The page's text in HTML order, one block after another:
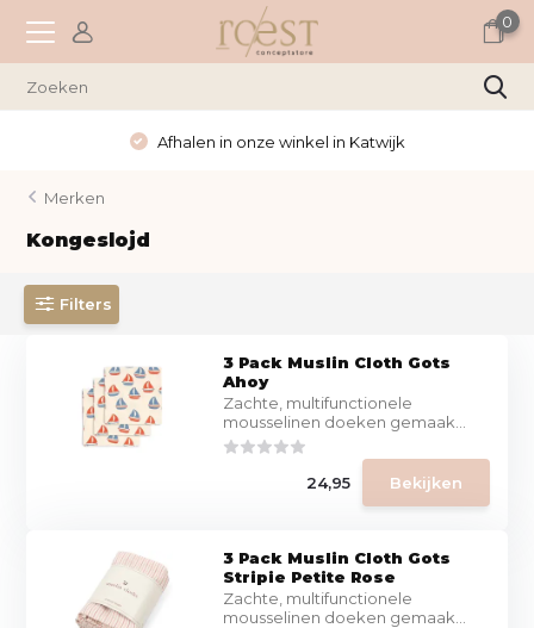
0
Wekelijks nieuwe items
Merken
Kongeslojd
Filters
3 Pack Muslin Cloth Gots
Ahoy
Zachte, multifunctionele
mousselinen doeken gemaak...
24,95 Bekijken
3 Pack Muslin Cloth Gots
Stripie Petite Rose
Zachte, multifunctionele
mousselinen doeken gemaak...